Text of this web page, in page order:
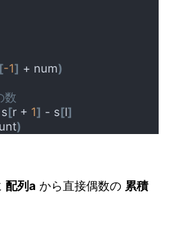
[-1] + num)
数
[r + 1] - s[l]
)
配列a から直接偶数の 累積